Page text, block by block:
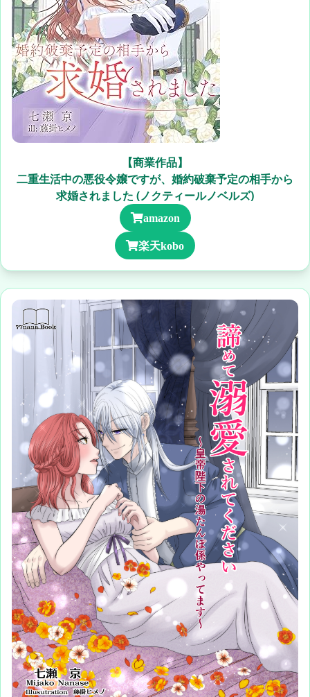
【商業作品】
二重生活中の悪役令嬢ですが、婚約破棄予定の相手から
求婚されました (ノクティールノベルズ)
amazon
楽天kobo